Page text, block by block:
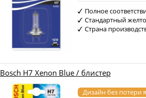
Полное
Стандартный
Страна
Bosch H7 Xenon Blue / блистер
Дизайн без потери